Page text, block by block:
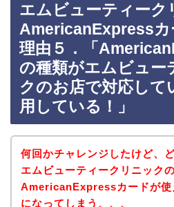
エムビューティーク
AmericanExpressカ
理由５．「
の種類がエムビュー
クのお店で対応して
用している！」
何回かチャレンジしたけど、ど
エムビューティークリニック
AmericanExpressカードが使
になってしまう、、、